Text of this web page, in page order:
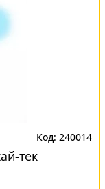
240014
тек